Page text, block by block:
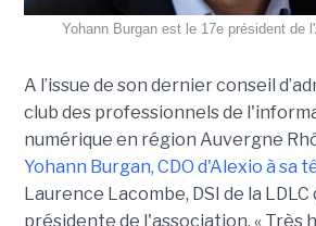
Yohann Burgan est le 17e président de
A l’issue de son dernier conseil
club des professionnels de
numérique en région Auvergne
Yohann Burgan, CDO d'Alexio à sa
Laurence Lacombe, DSI de la
présidente de l'association. « Très